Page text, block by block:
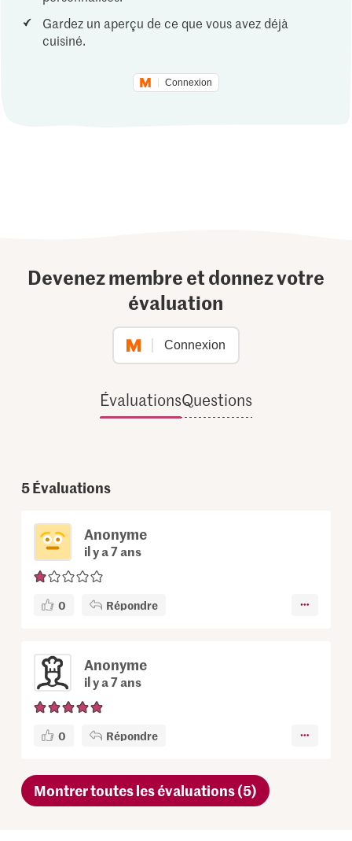
Gardez un aperçu de ce que vous avez déjà
cuisiné.
Connexion
Devenez membre et donnez votre
évaluation
Connexion
ÉvaluationsQuestions
5Évaluations
Anonyme
il y a 7 ans
0 Répondre
Anonyme
il y a 7 ans
0 Répondre
Montrer toutes les évaluations (5)